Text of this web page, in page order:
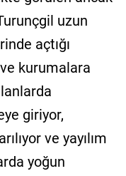
uzun
açtığı
kurumalara
giriyor,
ve yayılım
yoğun